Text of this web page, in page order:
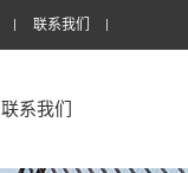
联系我们
联系我们